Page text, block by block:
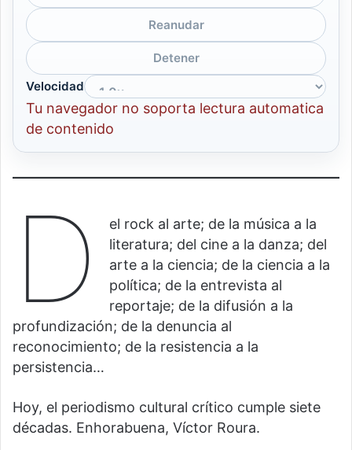
Reanudar
Detener
Velocidad
Tu navegador no soporta lectura automatica
de contenido
D
el rock al arte; de la música a la
literatura; del cine a la danza; del
arte a la ciencia; de la ciencia a la
política; de la entrevista al
reportaje; de la difusión a la
profundización; de la denuncia al
reconocimiento; de la resistencia a la
persistencia…
Hoy, el periodismo cultural crítico cumple siete
décadas. Enhorabuena, Víctor Roura.